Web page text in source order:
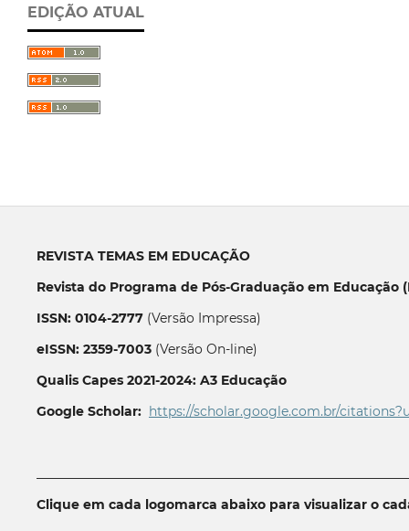
EDIÇÃO ATUAL
REVISTA TEMAS EM EDUCAÇÃO
Revista do Programa de Pós-Graduação em Educação
ISSN: 0104-2777(Versão Impressa)
eISSN: 2359-7003(Versão On-line)
Qualis Capes 2021-2024: A3 Educação
Google Scholar: https://scholar.google.com.br/
Clique em cada logomarca abaixo para visualizar o